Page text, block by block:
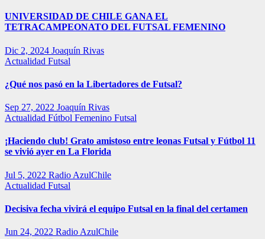
UNIVERSIDAD DE CHILE GANA EL
TETRACAMPEONATO DEL FUTSAL FEMENINO
Dic 2, 2024 Joaquín Rivas
Actualidad Futsal
¿Qué nos pasó en la Libertadores de Futsal?
Sep 27, 2022 Joaquín Rivas
Actualidad Fútbol Femenino Futsal
¡Haciendo club! Grato amistoso entre leonas Futsal y Fútbol 11
se vivió ayer en La Florida
Jul 5, 2022 Radio AzulChile
Actualidad Futsal
Decisiva fecha vivirá el equipo Futsal en la final del certamen
Jun 24, 2022 Radio AzulChile